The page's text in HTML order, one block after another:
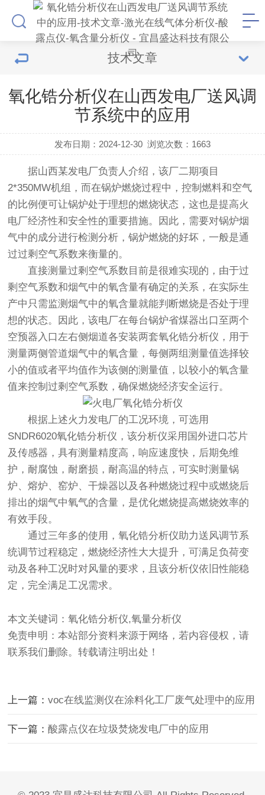
技术文章
氧化锆分析仪在山西发电厂送风调
节系统中的应用
发布日期：2024-12-30 浏览次数： 1663
据山西某发电厂负责人介绍，该厂二期项目
2*350MW机组，而在锅炉燃烧过程中，控制燃料和空气
的比例便可让锅炉处于理想的燃烧状态，这也是提高火
电厂经济性和安全性的重要措施。因此，需要对锅炉烟
气中的成分进行检测分析，锅炉燃烧的好坏，一般是通
过过剩空气系数来衡量的。
直接测量过剩空气系数目前是很难实现的，由于过
剩空气系数和烟气中的氧含量有确定的关系，在实际生
产中只需监测烟气中的氧含量就能判断燃烧是否处于理
想的状态。因此，该电厂在每台锅炉省煤器出口至两个
空预器入口左右侧烟道各安装两套氧化锆分析仪，用于
测量两侧管道烟气中的氧含量，每侧两组测量值选择较
小的值或者平均值作为该侧的测量值，以较小的氧含量
值来控制过剩空气系数，确保燃烧经济安全运行。
根据上述火力发电厂的工况环境，可选用
SNDR6020氧化锆分析仪，该分析仪采用国外进口芯片
及传感器，具有测量精度高，响应速度快，后期免维
护，耐腐蚀，耐磨损，耐高温的特点，可实时测量锅
炉、熔炉、窑炉、干燥器以及各种燃烧过程中或燃烧后
排出的烟气中氧气的含量，是优化燃烧提高燃烧效率的
有效手段。
通过三年多的使用，氧化锆分析仪助力送风调节系
统调节过程稳定，燃烧经济性大大提升，可满足负荷变
动及各种工况时对风量的要求，且该分析仪依旧性能稳
定，完全满足工况需求。
本文关键词：氧化锆分析仪,氧量分析仪
免责申明：本站部分资料来源于网络，若内容侵权，请
联系我们删除。转载请注明出处！
上一篇：voc在线监测仪在涂料化工厂废气处理中的应用
下一篇：酸露点仪在垃圾焚烧发电厂中的应用